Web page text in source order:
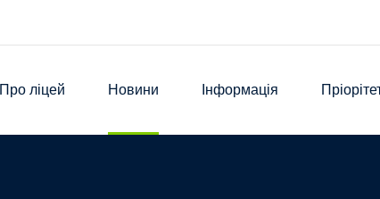
Про ліцей Новини Інформація